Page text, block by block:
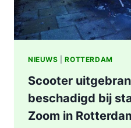
NIEUWS |ROTTERDAM
Scooter
beschadigd bij
Zoom in